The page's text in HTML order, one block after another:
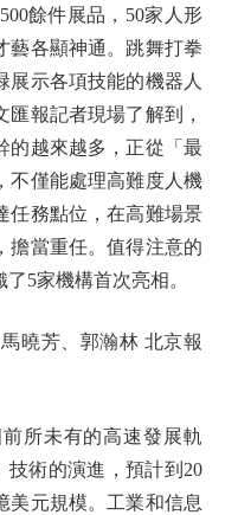
餘件展品，50家人形
藝各顯神通。跳舞打拳
展示各項技能的機器人
報記者現場了解到，
的越來越多，正從「最
不僅能處理高難度人機
任務點位，在高難場景
擔當重任。值得注意的
5家機構首次亮相。
芳、郭瀚林 北京報
所未有的高速發展軌
術的演進，預計到20
美元規模。工業和信息